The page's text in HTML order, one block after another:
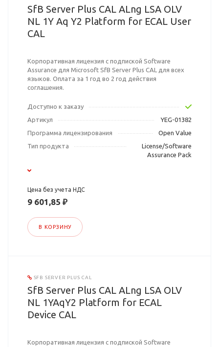
SfB Server Plus CAL ALng LSA OLV
NL 1Y Aq Y2 Platform for ECAL User
CAL
Корпоративная лицензия с подпиской Software
Assurance для Microsoft SfB Server Plus CAL для всех
языков. Оплата за 1 год во 2 год действия
соглашения.
Доступно к заказу
Артикул
YEG-01382
Программа лицензирования
Open Value
Тип продукта
License/Software
Assurance Pack
Цена без учета НДС
9 601,85 ₽
В КОРЗИНУ
SFB SERVER PLUS CAL
SfB Server Plus CAL ALng LSA OLV
NL 1YAqY2 Platform for ECAL
Device CAL
Корпоративная лицензия с подпиской Software